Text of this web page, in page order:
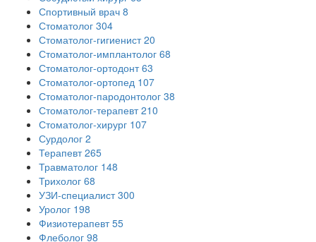
Спортивный врач 8
Стоматолог 304
Стоматолог-гигиенист 20
Стоматолог-имплантолог 68
Стоматолог-ортодонт 63
Стоматолог-ортопед 107
Стоматолог-пародонтолог 38
Стоматолог-терапевт 210
Стоматолог-хирург 107
Сурдолог 2
Терапевт 265
Травматолог 148
Трихолог 68
УЗИ-специалист 300
Уролог 198
Физиотерапевт 55
Флеболог 98